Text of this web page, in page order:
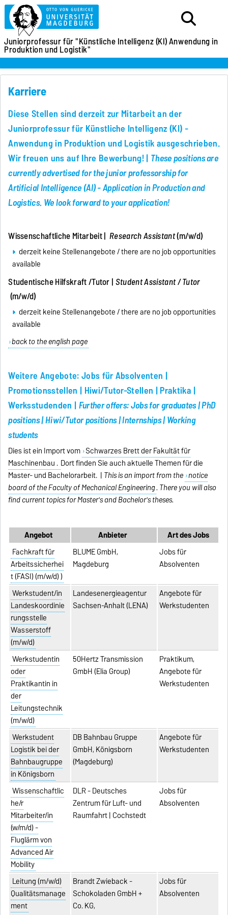
Juniorprofessur für"Künstliche Intelligenz (KI)Anwendung in
Produktion und Logistik"
Karriere
Diese Stellen sind derzeit zur Mitarbeit an der
Juniorprofessur für Künstliche Intelligenz (KI) -
Anwendung in Produktion und Logistik ausgeschrieben.
Wir freuen uns auf Ihre Bewerbung! | These positions are
currently advertised for the junior professorship for
Artificial Intelligence (AI) - Application in Production and
Logistics. We look forward to your application!
Wissenschaftliche Mitarbeit |Research Assistant(m/w/d)
derzeit keine Stellenangebote / there are no job opportunities
available
Studentische Hilfskraft /Tutor |Student Assistant / Tutor
(m/w/d)
derzeit keine Stellenangebote / there are no job opportunities
available
back to the english page
Weitere Angebote: Jobs für Absolventen |
Promotionsstellen | Hiwi/Tutor-Stellen | Praktika |
Werksstudenden |Further offers: Jobs for graduates | PhD
positions | Hiwi/Tutor positions | Internships | Working
students
Dies ist ein Import vom Schwarzes Brett der Fakultät für
Maschinenbau . Dort finden Sie auch aktuelle Themen für die
Master- und Bachelorarbeit. | This is an import from the notice
board of the Faculty of Mechanical Engineering. There you will also
find current topics for Master's and Bachelor's theses.
Angebot Anbieter
Art des Jobs
Fachkraft für
Arbeitssicherhei
t (FASI) (m/w/d) )
BLUME GmbH,
Magdeburg
Jobs für
Absolventen
Werkstudent/in
Landeskoordinie
rungsstelle
Wasserstoff
(m/w/d)
Landesenergieagentur
Sachsen-Anhalt (LENA)
Angebote für
Werkstudenten
Werkstudentin
oder
Praktikantin in
der
Leitungstechnik
(m/w/d)
50Hertz Transmission
GmbH (Elia Group)
Praktikum,
Angebote für
Werkstudenten
Werkstudent
Logistik bei der
Bahnbaugruppe
in Königsborn
DB Bahnbau Gruppe
GmbH, Königsborn
(Magdeburg)
Angebote für
Werkstudenten
Wissenschaftlic
he/r
Mitarbeiter/in
(w/m/d) -
Fluglärm von
Advanced Air
Mobility
DLR - Deutsches
Zentrum für Luft- und
Raumfahrt | Cochstedt
Jobs für
Absolventen
Leitung (m/w/d)
Qualitätsmanage
ment
Brandt Zwieback -
Schokoladen GmbH +
Co. KG,
Jobs für
Absolventen